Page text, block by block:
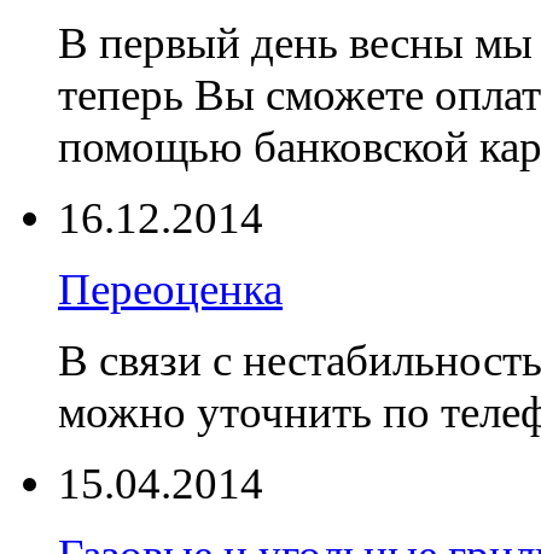
В первый день весны
теперь Вы сможете
помощью банковской
16.12.2014
Переоценка
В связи с
можно уточнить по
15.04.2014